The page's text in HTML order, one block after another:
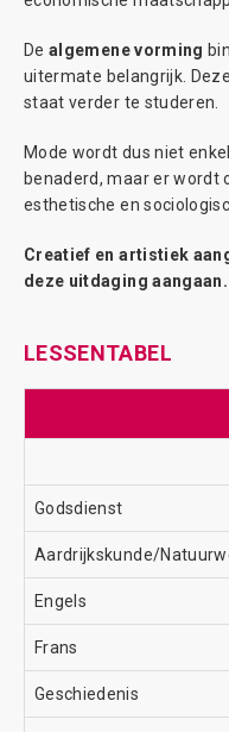
Dealgemene vorming
uitermate belangrijk.
staat verder te studeren.
Mode wordt dus niet
benaderd, maar er wordt
esthetische en
Creatief en artistiek
deze uitdaging aangaan.
LESSENTABEL
Godsdienst
Aardrijkskunde/
Engels
Frans
Geschiedenis